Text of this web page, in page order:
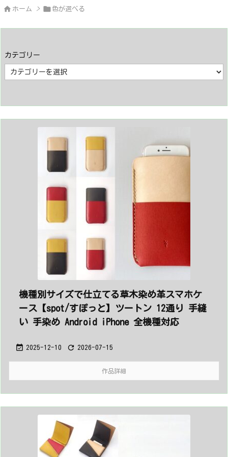
 ホーム >  色が選べる
カテゴリー
テ
ゴ
機種別サイズで仕立てる草木染め革スマホケ
ース【spot/すぽっと】ツートン 12通り 手縫
い 手染め Android iPhone 全機種対応
 2025-12-10  2026-07-15
作品詳細